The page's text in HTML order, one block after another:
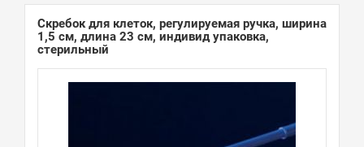
Скребок для клеток, регулируемая ручка, ширина
1,5 см, длина 23 см, индивид упаковка,
стерильный